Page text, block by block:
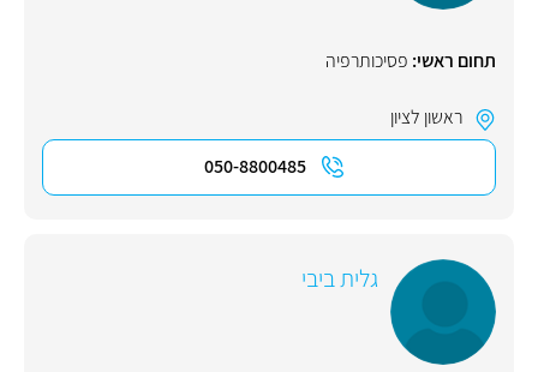
תחום ראשי: פסיכותרפיה
ראשון לציון
050-8800485
גלית ביבי